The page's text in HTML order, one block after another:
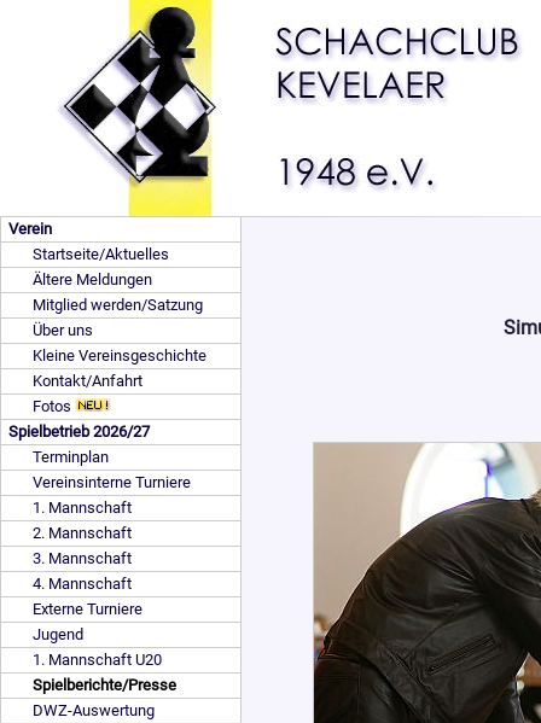
Verein
Startseite/Aktuelles
Ältere Meldungen
Mitglied werden/Satzung
Über uns
Kleine Vereinsgeschichte
Kontakt/Anfahrt
Fotos
Spielbetrieb 2026/27
Terminplan
Vereinsinterne Turniere
1. Mannschaft
2. Mannschaft
3. Mannschaft
4. Mannschaft
Externe Turniere
Jugend
1. Mannschaft U20
Spielberichte/Presse
DWZ-Auswertung